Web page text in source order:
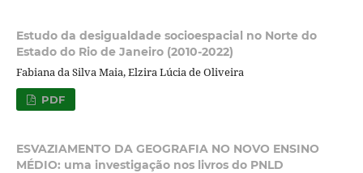
Estudo da desigualdade socioespacial no Norte do
Estado do Rio de Janeiro (2010-2022)
Fabiana da Silva Maia, Elzira Lúcia de Oliveira
PDF
ESVAZIAMENTO DA GEOGRAFIA NO NOVO ENSINO
MÉDIO: uma investigação nos livros do PNLD